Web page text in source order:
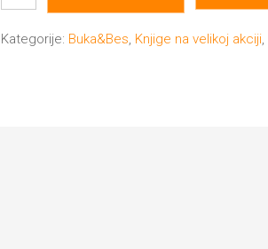
Kategorije: Buka&Bes, Knjige na velikoj akciji,